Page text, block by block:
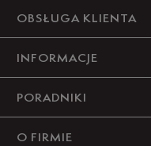
45 29 cm
45,5 29,5 cm
OBSŁUGA KLIENTA
INFORMACJE
PORADNIKI
O FIRMIE